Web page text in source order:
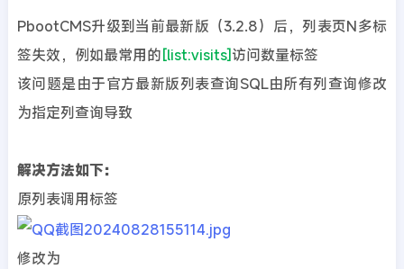
PbootCMS升级到当前最新版（3.2.8）后，列表页N多标
签失效，例如最常用的[list:visits]访问数量标签
该问题是由于官方最新版列表查询SQL由所有列查询修改
为指定列查询导致
解决方法如下：
原列表调用标签
修改为